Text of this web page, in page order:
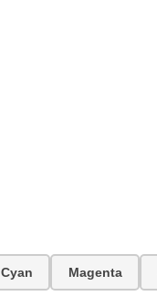
Cyan Magenta